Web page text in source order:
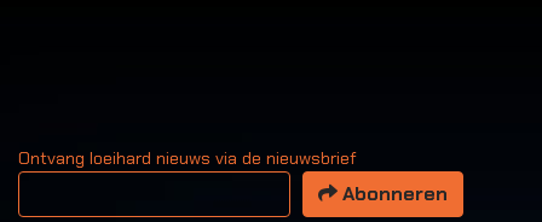
Ontvang loeihard nieuws via de nieuwsbrief
Uw email adres
Abonneren